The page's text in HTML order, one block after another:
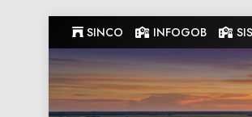
to
content
SINCO INFOGOB